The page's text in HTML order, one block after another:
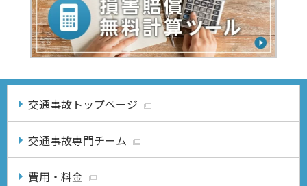
交通事故トップページ
交通事故専門チーム
費用・料金